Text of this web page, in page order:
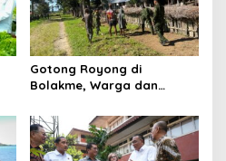
Gotong Royong di
Bolakme, Warga dan
Lingkungan demi Kampung
yang Lebih Sehat